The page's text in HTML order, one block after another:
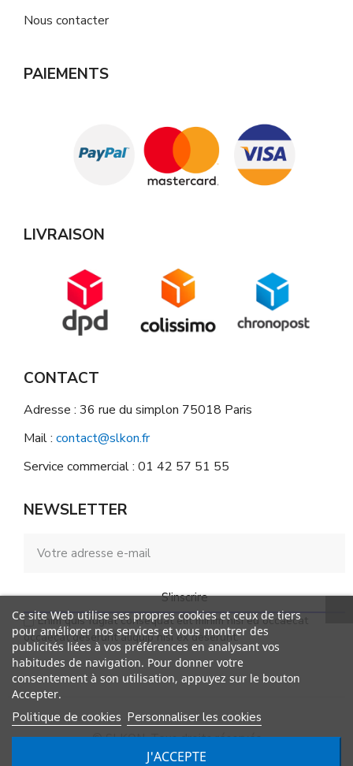
Nous contacter
Ce site Web utilise ses propres cookies et ceux de tiers
pour améliorer nos services et vous montrer des
publicités liées à vos préférences en analysant vos
habitudes de navigation. Pour donner votre
consentement à son utilisation, appuyez sur le bouton
Accepter.
Politique de cookies Personnaliser les cookies
J'ACCEPTE
PAIEMENTS
LIVRAISON
CONTACT
Adresse : 36 rue du simplon 75018 Paris
Mail : contact@slkon.fr
Service commercial : 01 42 57 51 55
NEWSLETTER
S'inscrire
Enim quis fugiat consequat elit minim nisi eu occaecat
occaecat deserunt aliquip nisi ex deserunt.
© SLKON. Tous droits réservés